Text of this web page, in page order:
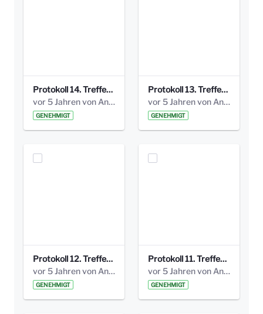
Protokoll 14. Treffen 20160613 AG Bismarckplatz.pdf
vor 5 Jahren von Anni Schlumberger
GENEHMIGT
Protokoll 13. Treffen 20151130 AG Bismarckplatz.pdf
vor 5 Jahren von Anni Schlumberger
GENEHMIGT
Protokoll 12. Treffen 20150921 AG Bismarckplatz.pdf
vor 5 Jahren von Anni Schlumberger
GENEHMIGT
Protokoll 11. Treffen 20150901 AG Bismarckplatz.pdf
vor 5 Jahren von Anni Schlumberger
GENEHMIGT